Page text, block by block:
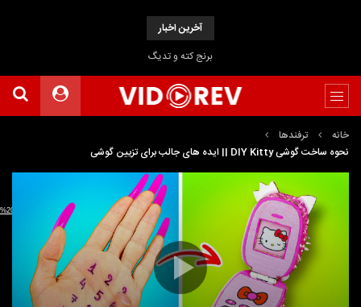
آخرین اخبار
برنج کته و تدیگ
خانه
ترفندها
نحوه ساخت گوشی DIY Kitty || ایده های جالب برای تزیین گوشی
Media error: Format(s) not supported or source(s) not found